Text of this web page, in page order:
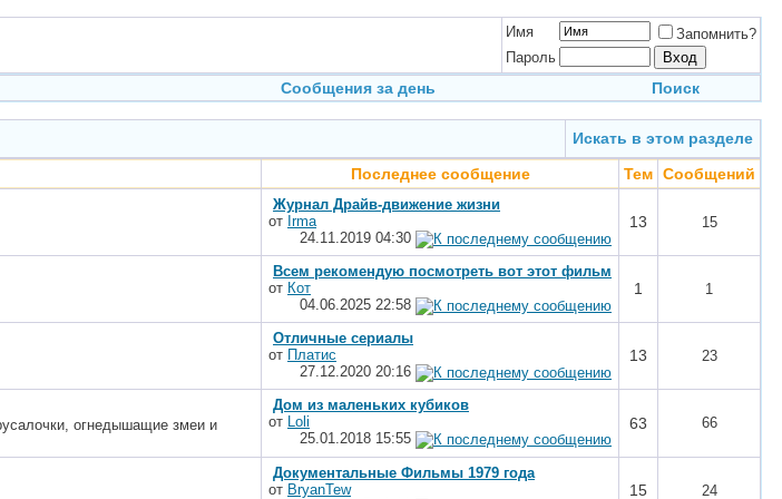
Имя
Запомнить?
Пароль
Сообщения за день Поиск
Искать в этом разделе
Последнее сообщение Тем Сообщений
Журнал Драйв-движение жизни
от Irma
24.11.2019 04:30
13 15
Всем рекомендую посмотреть вот этот фильм
от Кот
04.06.2025 22:58
1 1
Отличные сериалы
от Платис
27.12.2020 20:16
13 23
огнедышащие змеи и
Дом из маленьких кубиков
от Loli
25.01.2018 15:55
63 66
Документальные Фильмы 1979 года
от BryanTew
15 24